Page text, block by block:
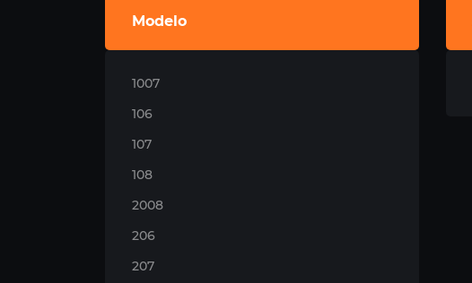
Modelo
1007
106
107
108
2008
206
207